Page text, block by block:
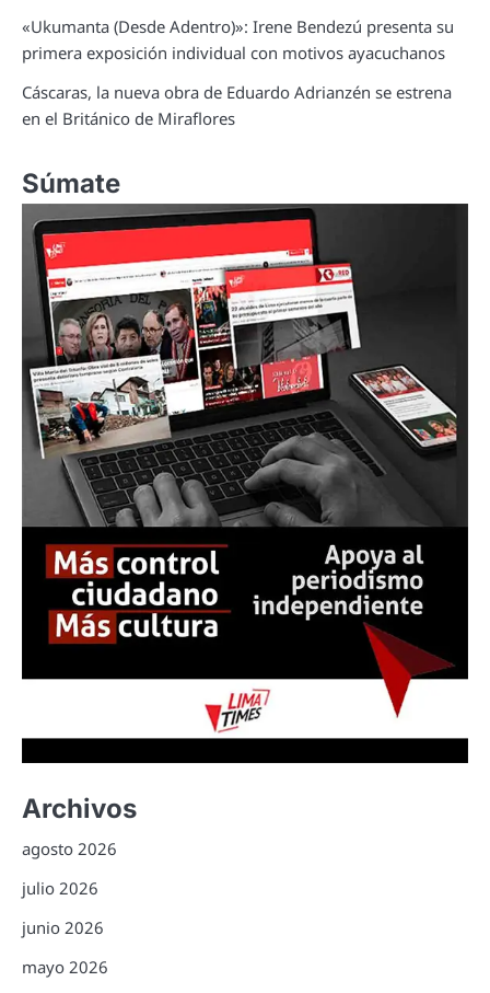
«Ukumanta (Desde Adentro)»: Irene Bendezú presenta su
primera exposición individual con motivos ayacuchanos
Cáscaras, la nueva obra de Eduardo Adrianzén se estrena
en el Británico de Miraflores
Súmate
Archivos
agosto 2026
julio 2026
junio 2026
mayo 2026